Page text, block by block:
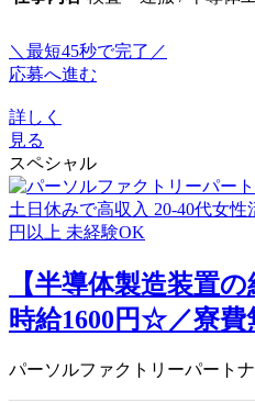
＼最短45秒で完了／
応募へ進む
詳しく
見る
スペシャル
【半導体製造装置
時給1600円☆／寮費
パーソルファクトリーパート